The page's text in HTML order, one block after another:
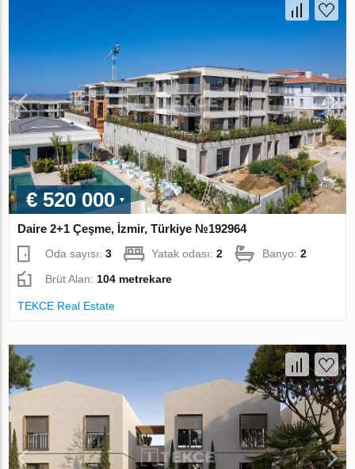
€ 520 000
Daire 2+1 Çeşme, İzmir, Türkiye №192964
Oda sayısı:3 Yatak odası:2 Banyo:2
Brüt Alan: 104 metrekare
TEKCE Real Estate